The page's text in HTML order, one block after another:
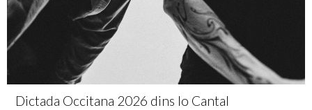
Dictada Occitana 2026 dins lo Cantal